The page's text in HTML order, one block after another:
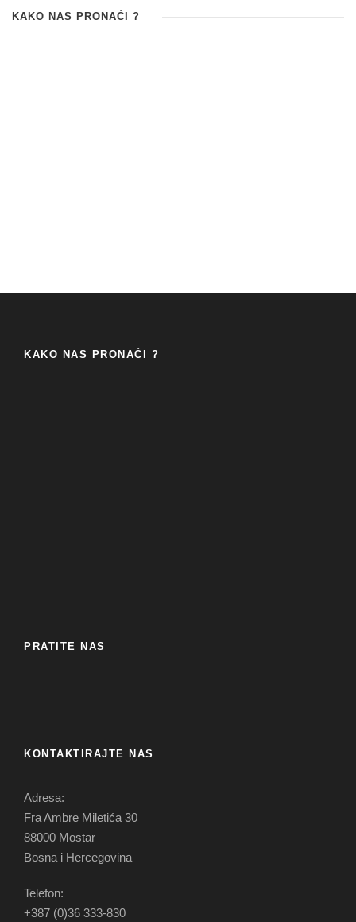
KAKO NAS PRONAĆI ?
KAKO NAS PRONAĆI ?
PRATITE NAS
KONTAKTIRAJTE NAS
Adresa:
Fra Ambre Miletića 30
88000 Mostar
Bosna i Hercegovina
Telefon:
+387 (0)36 333-830